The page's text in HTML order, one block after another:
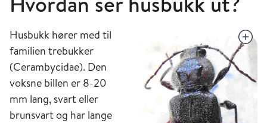
Husbukk hører med til
familien trebukker
(Cerambycidae). Den
voksne billen er 8-20
mm lang, svart eller
brunsvart og har lange